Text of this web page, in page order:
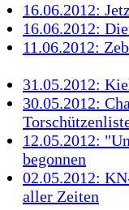
16.06.2012:
16.06.2012:
11.06.2012:
31.05.2012:
30.05.2012:
12.05.2012:
begonnen
02.05.2012:
aller Zeiten